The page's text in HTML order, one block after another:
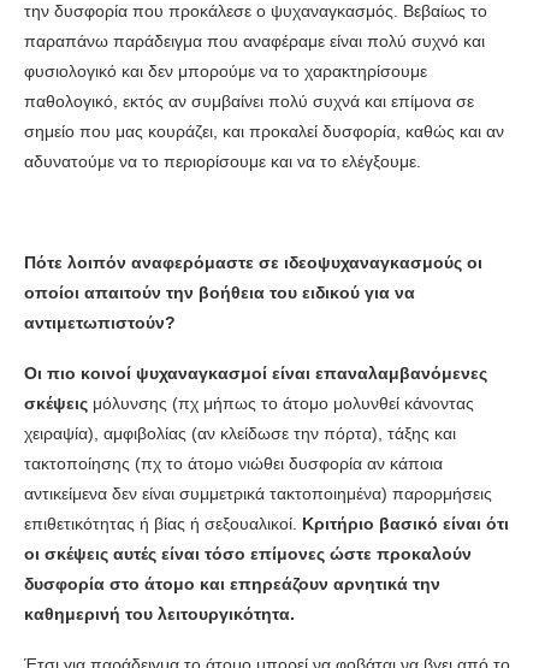
την δυσφορία που προκάλεσε ο ψυχαναγκασμός. Βεβαίως το
παραπάνω παράδειγμα που αναφέραμε είναι πολύ συχνό και
φυσιολογικό και δεν μπορούμε να το χαρακτηρίσουμε
παθολογικό, εκτός αν συμβαίνει πολύ συχνά και επίμονα σε
σημείο που μας κουράζει, και προκαλεί δυσφορία, καθώς και αν
αδυνατούμε να το περιορίσουμε και να το ελέγξουμε.
Πότε λοιπόν αναφερόμαστε σε ιδεοψυχαναγκασμούς οι
οποίοι απαιτούν την βοήθεια του ειδικού για να
αντιμετωπιστούν?
Οι πιο κοινοί ψυχαναγκασμοί είναι επαναλαμβανόμενες
σκέψεις μόλυνσης (πχ μήπως το άτομο μολυνθεί κάνοντας
χειραψία), αμφιβολίας (αν κλείδωσε την πόρτα), τάξης και
τακτοποίησης (πχ το άτομο νιώθει δυσφορία αν κάποια
αντικείμενα δεν είναι συμμετρικά τακτοποιημένα) παρορμήσεις
επιθετικότητας ή βίας ή σεξουαλικοί. Κριτήριο βασικό είναι ότι
οι σκέψεις αυτές είναι τόσο επίμονες ώστε προκαλούν
δυσφορία στο άτομο και επηρεάζουν αρνητικά την
καθημερινή του λειτουργικότητα.